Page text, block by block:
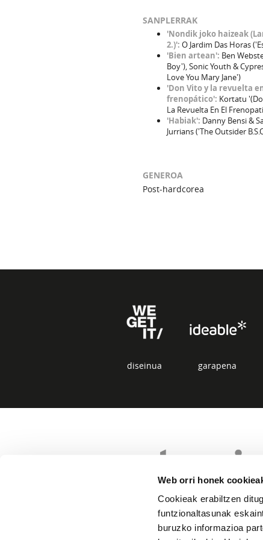
Web orri honek
Cookieak erabiltzen
funtzionaltasunak
buruzko informazioa
SANPLERRAK
'Nondik joko haizeak
2.)': O Jardim Das Horas
'Bien artean': Ben
Boy'), Sonic Youth &
Love You Mary Jane')
'Don Vito y la revuelta
frenopático': Kortatu
La Revuelta En El
'Habiak': Danny Bensi &
Jurrians ('The Outsider
GENEROA
Post-hardcorea
diseinua garapena